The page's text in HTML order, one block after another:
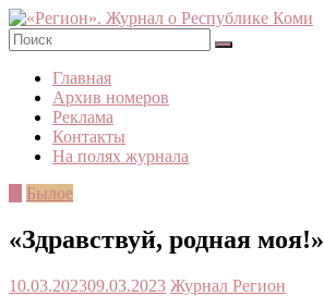
Skip
to
content
«Регион».
Журнал
Республике
Коми
Главная
Архив номеров
Реклама
Контакты
На полях журнала
Былое
«Здравствуй, родная моя!»
10.03.202309.03.2023 Журнал Регион